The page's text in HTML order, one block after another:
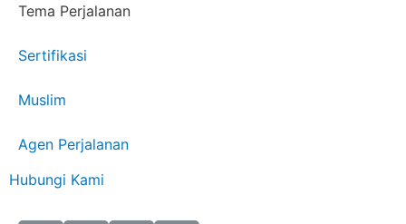
Tema Perjalanan
Sertifikasi
Muslim
Agen Perjalanan
Hubungi Kami